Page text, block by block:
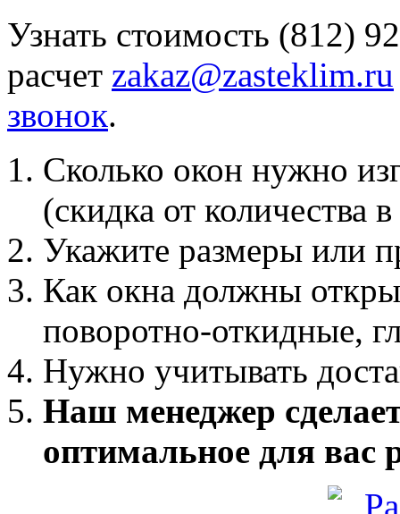
Узнать стоимость (812)
расчет zakaz@zasteklim.ru
звонок.
Сколько окон нужно
(скидка от количества в
Укажите размеры или
Как окна должны
поворотно-откидные,
Нужно учитывать
Наш менеджер
оптимальное для вас